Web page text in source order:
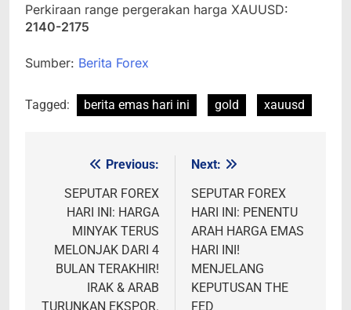
Perkiraan range pergerakan harga XAUUSD:
2140-2175
Sumber: Berita Forex
Tagged: berita emas hari ini gold xauusd
navigation
Previous:
SEPUTAR FOREX
HARI INI: HARGA
MINYAK TERUS
MELONJAK DARI 4
BULAN TERAKHIR!
IRAK & ARAB
TURUNKAN EKSPOR.
Next:
SEPUTAR FOREX
HARI INI: PENENTU
ARAH HARGA EMAS
HARI INI!
MENJELANG
KEPUTUSAN THE
FED